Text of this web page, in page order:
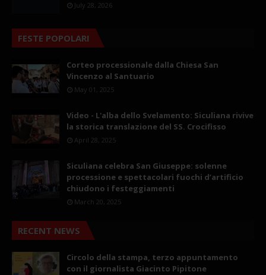
July 28, 2026
FESTE POPOLARI
Corteo processionale dalla Chiesa San
Vincenzo al Santuario
May 01, 2025
Video - L'alba dello Svelamento: Siculiana rivive
la storica translazione del SS. Crocifisso
April 28, 2025
Siculiana celebra San Giuseppe: solenne
processione e spettacolari fuochi d’artificio
chiudono i festeggiamenti
March 20, 2025
RECENT NEWS
Circolo della stampa, terzo appuntamento
con il giornalista Giacinto Pipitone